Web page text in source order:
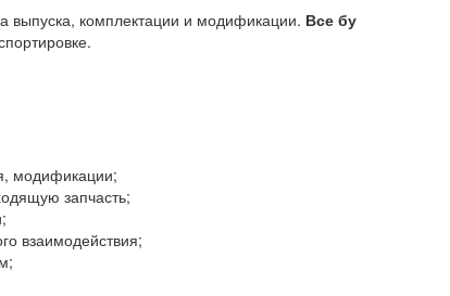
выпуска, комплектации и модификации. Все бу
модификации;
запчасть;
взаимодействия;